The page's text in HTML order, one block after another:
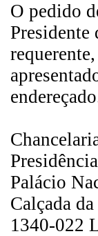
O pedido
Presidente
Palácio
Calçada
1340-022